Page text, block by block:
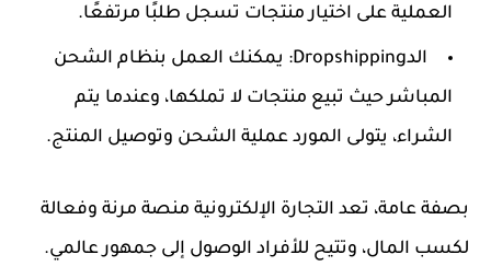
العملية على اختيار منتجات تسجل طلبًا مرتفعًا.
الدDropshipping:
يمكنك العمل بنظام الشحن
المباشر حيث تبيع منتجات لا تملكها، وعندما يتم
الشراء، يتولى المورد عملية الشحن وتوصيل المنتج.
بصفة عامة، تعد التجارة الإلكترونية منصة مرنة وفعالة
لكسب المال، وتتيح للأفراد الوصول إلى جمهور عالمي.